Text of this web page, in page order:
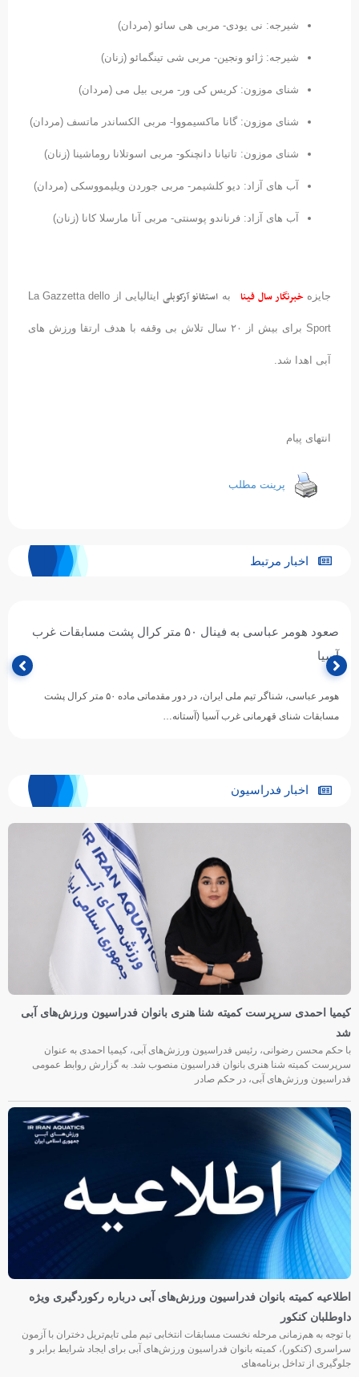
شیرجه: نی یودی- مربی هی سائو (مردان)
شیرجه: ژائو ونجین- مربی شی تینگمائو (زنان)
شنای موزون: کریس کی ور- مربی بیل می (مردان)
شنای موزون: گانا ماکسیمووا- مربی الکساندر ماتسف (مردان)
شنای موزون: تاتیانا دانچنکو- مربی اسوتلانا روماشینا (زنان)
آب های آزاد: دیو کلشیمر- مربی جوردن ویلیمووسکی (مردان)
آب های آزاد: فرناندو پوسنتی- مربی آنا مارسلا کانا (زنان)
جایزه خبرنگار سال فینابه استفانو آرکوبلی ایتالیایی از La Gazzetta dello
Sport برای بیش از ۲۰ سال تلاش بی وقفه با هدف ارتقا ورزش های
آبی اهدا شد.
انتهای پیام
پرینت مطلب
اخبار مرتبط
صعود هومر عباسی به فینال ۵۰ متر کرال پشت مسابقات غرب
آسیا
هومر عباسی، شناگر تیم ملی ایران، در دور مقدماتی ماده ۵۰ متر کرال پشت
مسابقات شنای قهرمانی غرب آسیا (آستانه…
اخبار فدراسیون
کیمیا احمدی سرپرست کمیته شنا هنری بانوان فدراسیون ورزش‌های آبی
شد
با حکم محسن رضوانی، رئیس فدراسیون ورزش‌های آبی، کیمیا احمدی به عنوان
سرپرست کمیته شنا هنری بانوان فدراسیون منصوب شد. به گزارش روابط عمومی
فدراسیون ورزش‌های آبی، در حکم صادر
اطلاعیه کمیته بانوان فدراسیون ورزش‌های آبی درباره رکوردگیری ویژه
داوطلبان کنکور
با توجه به هم‌زمانی مرحله نخست مسابقات انتخابی تیم ملی تایم‌تریل دختران با آزمون
سراسری (کنکور)، کمیته بانوان فدراسیون ورزش‌های آبی برای ایجاد شرایط برابر و
جلوگیری از تداخل برنامه‌های